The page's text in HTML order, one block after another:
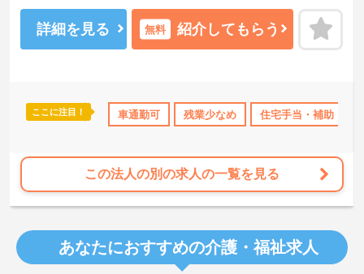
格OK 産休･育休･介護休暇取得実績あり ボーナス・賞与あり
ご興味のある方には、面接対策ポイントなど、さらに詳細をお話し
いたしますので、お気軽にご相談ください。
詳細を見る 無料 紹介してもらう
ここに注目！ 車通勤可 残業少なめ 住宅手当・補助
この法人の別の求人の一覧を見る
あなたにおすすめの介護・福祉求人